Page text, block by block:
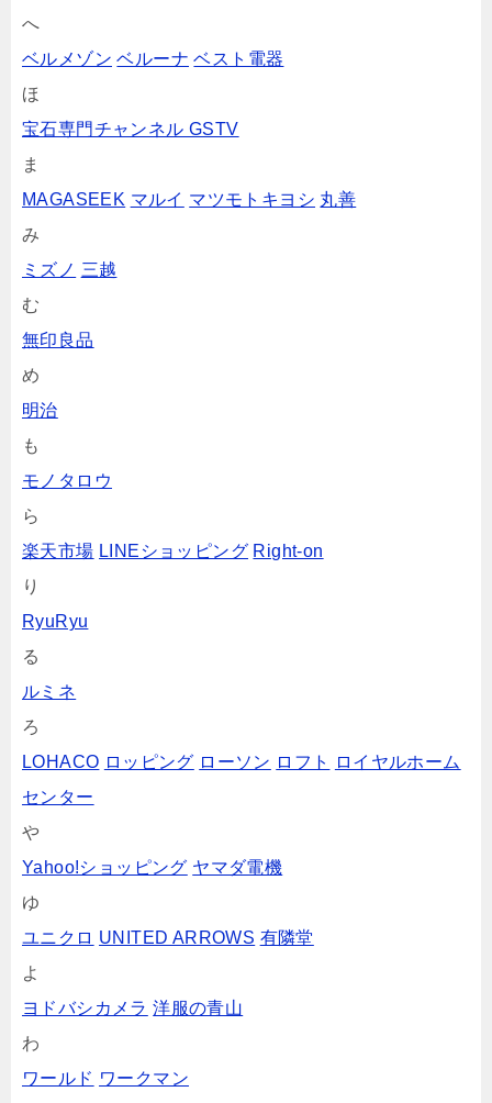
へ
ベルメゾン ベルーナ ベスト電器
ほ
宝石専門チャンネル GSTV
ま
MAGASEEK マルイ マツモトキヨシ 丸善
み
ミズノ 三越
む
無印良品
め
明治
も
モノタロウ
ら
楽天市場 LINEショッピング Right-on
り
RyuRyu
る
ルミネ
ろ
LOHACO ロッピング ローソン ロフト
ロイヤルホーム
センター
や
Yahoo!ショッピング ヤマダ電機
ゆ
ユニクロ UNITED ARROWS 有隣堂
よ
ヨドバシカメラ 洋服の青山
わ
ワールド ワークマン